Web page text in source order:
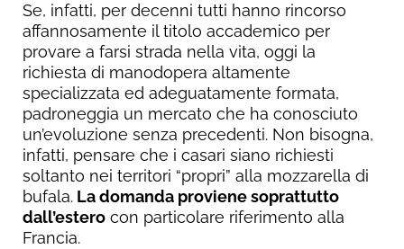
Se, infatti, per decenni tutti hanno rincorso
affannosamente il titolo accademico per
provare a farsi strada nella vita, oggi la
richiesta di manodopera altamente
specializzata ed adeguatamente formata,
padroneggia un mercato che ha conosciuto
un’evoluzione senza precedenti. Non bisogna,
infatti, pensare che i casari siano richiesti
soltanto nei territori “propri” alla mozzarella di
bufala. La domanda proviene soprattutto
dall’estero con particolare riferimento alla
Francia.